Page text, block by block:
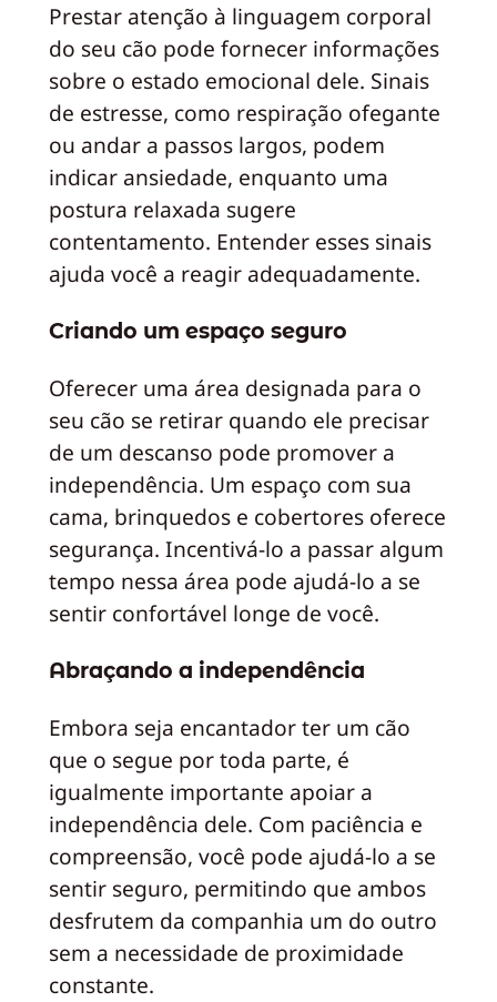
Prestar atenção à linguagem corporal
do seu cão pode fornecer informações
sobre o estado emocional dele. Sinais
de estresse, como respiração ofegante
ou andar a passos largos, podem
indicar ansiedade, enquanto uma
postura relaxada sugere
contentamento. Entender esses sinais
ajuda você a reagir adequadamente.
Criando um espaço seguro
Oferecer uma área designada para o
seu cão se retirar quando ele precisar
de um descanso pode promover a
independência. Um espaço com sua
cama, brinquedos e cobertores oferece
segurança. Incentivá-lo a passar algum
tempo nessa área pode ajudá-lo a se
sentir confortável longe de você.
Abraçando a independência
Embora seja encantador ter um cão
que o segue por toda parte, é
igualmente importante apoiar a
independência dele. Com paciência e
compreensão, você pode ajudá-lo a se
sentir seguro, permitindo que ambos
desfrutem da companhia um do outro
sem a necessidade de proximidade
constante.